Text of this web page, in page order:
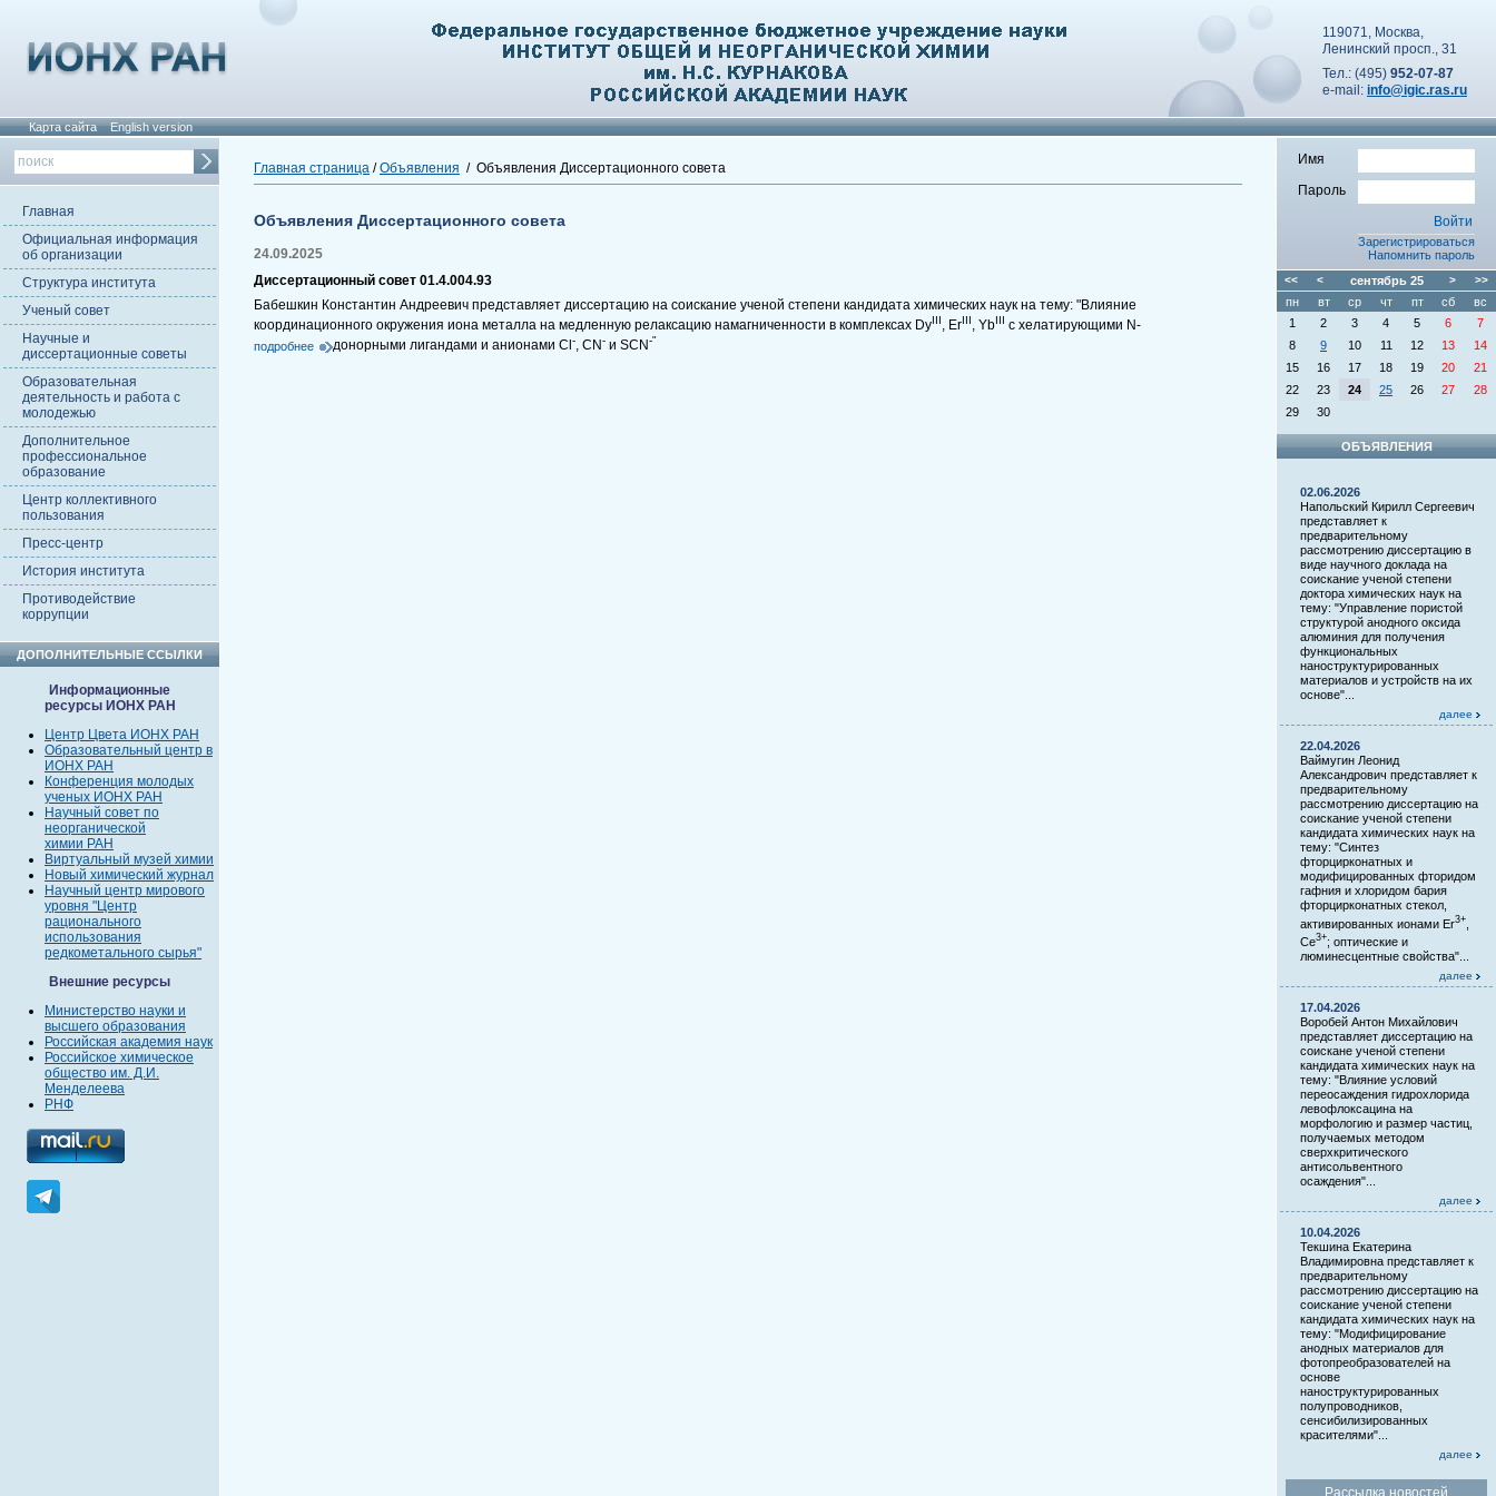
119071, Москва,
Ленинский просп., 31
Тел.: (495) 952-07-87
e-mail: info@igic.ras.ru
Карта сайта English version
Главная
Официальная информация
об организации
Структура института
Ученый совет
Научные и
диссертационные советы
Образовательная
деятельность и работа с
молодежью
Дополнительное
профессиональное
образование
Центр коллективного
пользования
Пресс-центр
История института
Противодействие
коррупции
ДОПОЛНИТЕЛЬНЫЕ ССЫЛКИ
Информационные
ресурсы ИОНХ РАН
Центр Цвета ИОНХ РАН
Образовательный центр в
ИОНХ РАН
Конференция молодых
ученых ИОНХ РАН
Научный совет по
неорганической
химии РАН
Виртуальный музей химии
Новый химический журнал
Научный центр мирового
уровня "Центр
рационального
использования
редкометального сырья"
Внешние ресурсы
Министерство науки и
высшего образования
Российская академия наук
Российское химическое
общество им. Д.И.
Менделеева
РНФ
Главная страница /Объявления / Объявления Диссертационного совета
Объявления Диссертационного совета
24.09.2025
Диссертационный совет 01.4.004.93
Бабешкин Константин Андреевич представляет диссертацию на соискание ученой степени кандидата химических наук на тему: "Влияние
координационного окружения иона металла на медленную релаксацию намагниченности в комплексах DyIII, ErIII, YbIII с хелатирующими N-
донорными лигандами и анионами Cl -, CN- и SCN-"
подробнее
Имя
Пароль
Зарегистрироваться
Напомнить пароль
<< < сентябрь25 > >>
пн вт ср чт пт сб
вс
1
2 3 4 5 6
7
8
9 10 11 12 13
14
15
16 17 18 19 20
21
22
23 24 25 26 27
28
29
30
ОБЪЯВЛЕНИЯ
02.06.2026
Напольский Кирилл Сергеевич
представляет к
предварительному
рассмотрению диссертацию в
виде научного доклада на
соискание ученой степени
доктора химических наук на
тему: "Управление пористой
структурой анодного оксида
алюминия для получения
функциональных
наноструктурированных
материалов и устройств на их
основе"...
далее
22.04.2026
Ваймугин Леонид
Александрович представляет к
предварительному
рассмотрению диссертацию на
соискание ученой степени
кандидата химических наук на
тему: "Синтез
фторцирконатных и
модифицированных фторидом
гафния и хлоридом бария
фторцирконатных стекол,
активированных ионами Er3+
Ce3+; оптические и
люминесцентные свойства"...
далее
17.04.2026
Воробей Антон Михайлович
представляет диссертацию на
соискане ученой степени
кандидата химических наук на
тему: "Влияние условий
переосаждения гидрохлорида
левофлоксацина на
морфологию и размер частиц,
получаемых методом
сверхкритического
антисольвентного
осаждения"...
далее
10.04.2026
Текшина Екатерина
Владимировна представляет к
предварительному
рассмотрению диссертацию на
соискание ученой степени
кандидата химических наук на
тему: "Модифицирование
анодных материалов для
фотопреобразователей на
основе
наноструктурированных
полупроводников,
сенсибилизированных
красителями"...
далее